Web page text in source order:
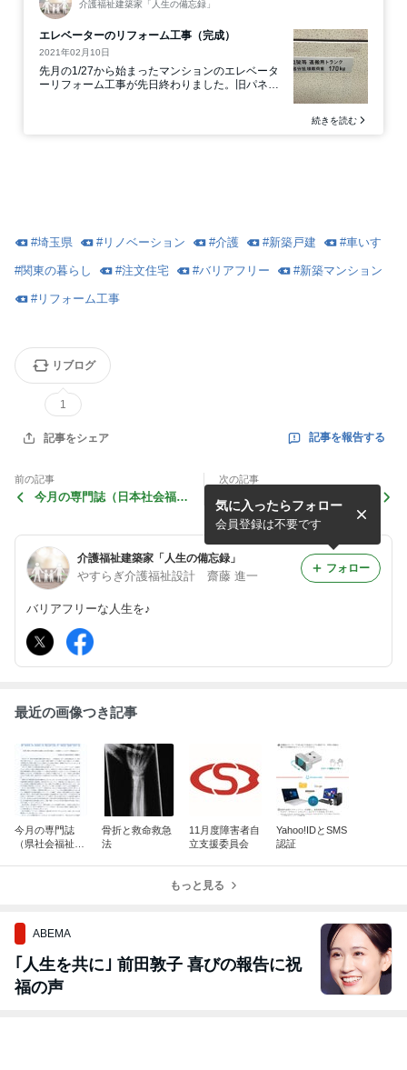
#埼玉県 #リノベーション #介護 #新築戸建 #車いす
#関東の暮らし #注文住宅 #バリアフリー #新築マンション
#リフォーム工事
リブログ
1
記事をシェア 記事を報告する
前の記事
今月の専門誌（日本社会福祉
次の記事
今月の専門誌（建築士会）
介護福祉建築家「人生の備忘録」
やすらぎ介護福祉設計 齋藤 進一
バリアフリーな人生を♪
気に入ったらフォロー
会員登録は不要です
フォロー
最近の画像つき記事
今月の専門誌
（県社会福祉士
骨折と救命救急
法
11月度障害者自
立支援委員会
Yahoo!IDとSMS
認証
もっと見る
ABEMA
｢人生を共に｣ 前田敦子 喜びの報告に祝
福の声